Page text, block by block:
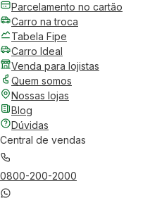
Parcelamento no cartão
Carro na troca
Tabela Fipe
Carro Ideal
Venda para lojistas
Quem somos
Nossas lojas
Blog
Dúvidas
Central de vendas
0800-200-2000